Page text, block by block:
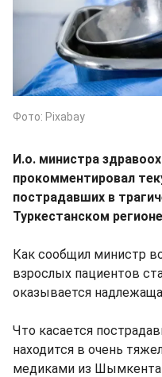
Фото: Pixabay
И.о. министра
прокомментировал
пострадавших в
Туркестанском
Как сообщил министр
взрослых пациентов
оказывается
Что касается
находится в очень
медиками из Шымкента